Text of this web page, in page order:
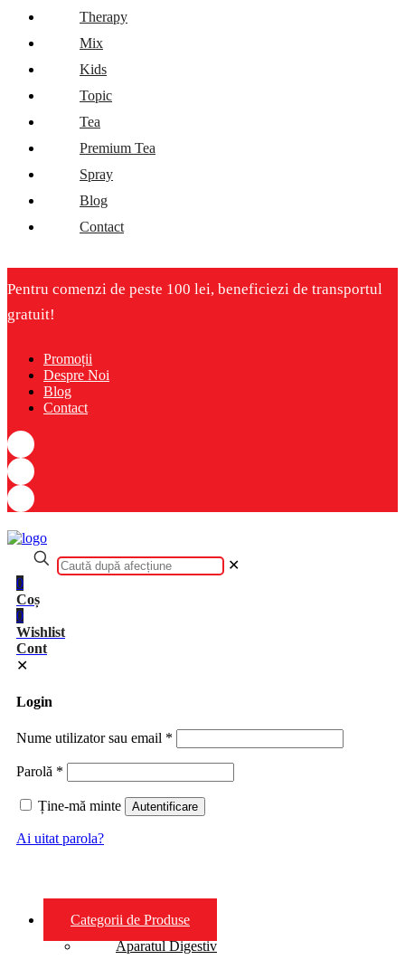
Therapy
Mix
Kids
Topic
Tea
Premium Tea
Spray
Blog
Contact
Pentru comenzi de peste 100 lei, beneficiezi de transportul
gratuit!
Promoții
Despre Noi
Blog
Contact
✕
0
Coș
0
Wishlist
Cont
✕
Login
Nume utilizator sau email *
Parolă *
Ține-mă minte Autentificare
Ai uitat parola?
Categorii de Produse
Aparatul Digestiv